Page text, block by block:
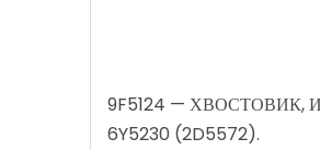
9F5124 —
6Y5230 (2D5572).